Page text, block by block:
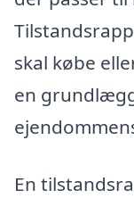
skal købe
en
En